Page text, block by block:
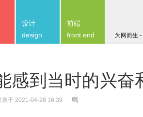
为网而生
设计
design
前端
front end
感到当时的兴奋
表于 2021-04-28 16:39